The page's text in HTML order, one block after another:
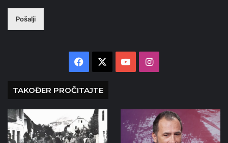
Pošalji
Facebook YouTubeInstagram
TAKOĐER PROČITAJTE